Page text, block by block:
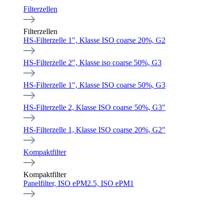
Filterzellen
Filterzellen
HS-Filterzelle 1", Klasse ISO coarse 20%, G2
HS-Filterzelle 2", Klasse iso coarse 50%, G3
HS-Filterzelle 1", Klasse ISO coarse 50%, G3
HS-Filterzelle 2, Klasse ISO coarse 50%, G3"
HS-Filterzelle 1, Klasse ISO coarse 20%, G2"
Kompaktfilter
Kompaktfilter
Panelfilter, ISO ePM2.5, ISO ePM1